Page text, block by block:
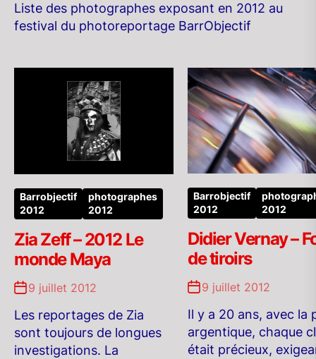
Liste des photographes exposant en 2012 au
festival du photoreportage BarrObjectif
Barrobjectif
2012
photographes
2012
Zia Zeff – 2012 Le
monde Maya
9 juillet 2012
Les reportages de Zia
sont toujours de longues
investigations. La
Barrobjectif
2012
2012
Didier Vernay –
de tiroirs
9 juillet 2012
Il y a 20 ans, avec la
argentique, chaque
était précieux,